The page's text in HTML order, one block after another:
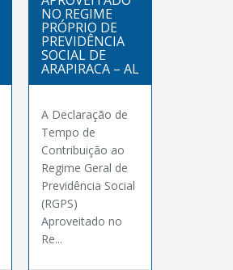
NO REGIME
PRÓPRIO DE
PREVIDÊNCIA
SOCIAL DE
ARAPIRACA – AL
A Declaração de
Tempo de
Contribuição ao
Regime Geral de
Previdência Social
(RGPS)
Aproveitado no
Re...